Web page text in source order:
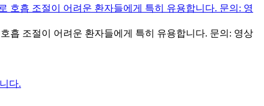
흡 조절이 어려운 환자들에게 특히 유용합니다. 문의: 영상